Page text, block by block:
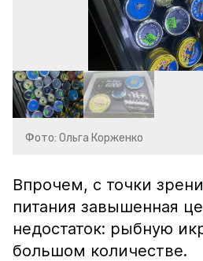
Фото: Ольга Корженко
Впрочем, с точки
питания завышенная
недостаток: рыбную
большом количестве.